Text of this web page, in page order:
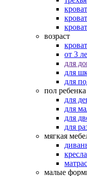
возраст
от 3
для
для
для
пол ребенка
для
для
для
для
мягкая
малые